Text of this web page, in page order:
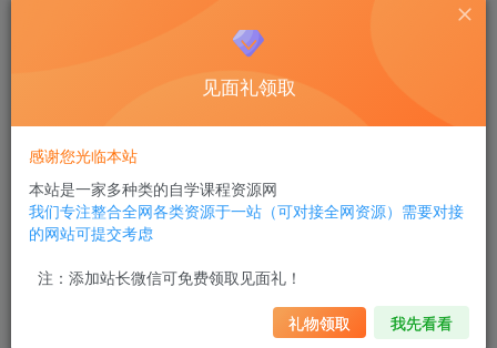
本套培训课程群响的私域成长训练营培训视频，价值999
元。适合：0-3年私域从业者在私域业务上全
级。本教程适合对私域有基础了解，但缺乏私域业务实操经
验，在引流技术交流
存在明显障碍或没有系抖音引流技术统方法论，因此感到自
己进一步获得升职有障碍的同学。
见面礼领取
感谢您光临本站
本站是一家多种类的自学课程资源网
我们专注整合全网各类资源于一站（可对接全网资源）需要对接
的网站可提交考虑
注：添加站长微信可免费领取见面礼！
礼物领取 我先看看